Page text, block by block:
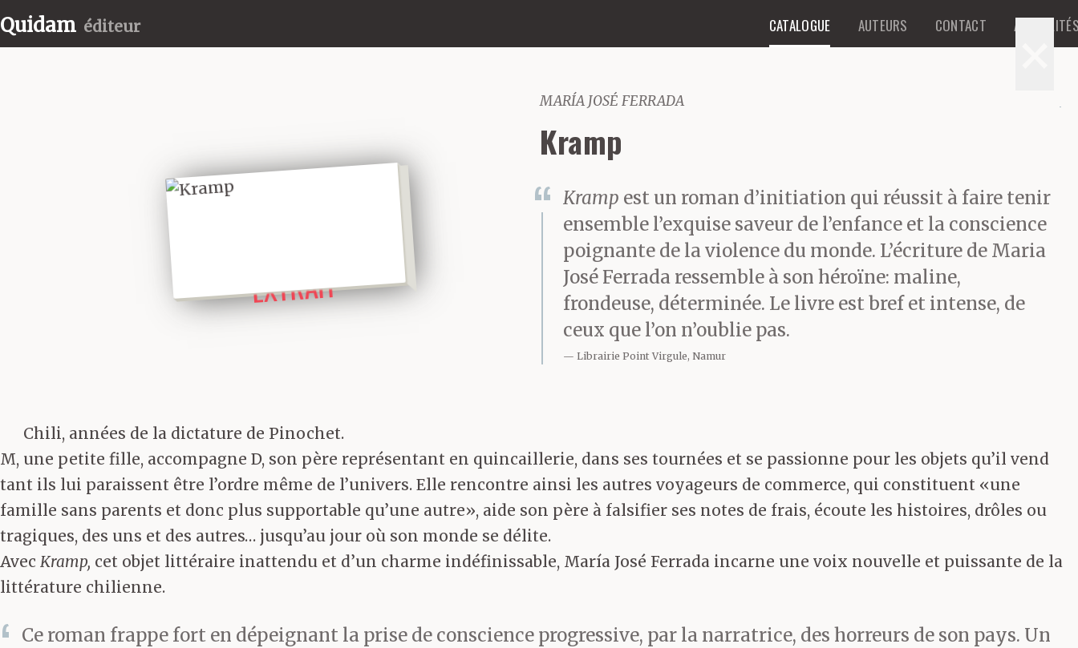
Quidam éditeur CATALOGUE AUTEURS CONTACT
EXTRAIT
MARÍA JOSÉ FERRADA
Kramp
Kramp est un roman d’initiation qui réussit à faire tenir
ensemble l’exquise saveur de l’enfance et la conscience
poignante de la violence du monde. L’écriture de Maria
José Ferrada ressemble à son héroïne: maline,
frondeuse, déterminée. Le livre est bref et intense, de
ceux que l’on n’oublie pas.
Librairie Point Virgule, Namur
Chili, années de la dictature de Pinochet.
M, une petite fille, accompagne D, son père représentant en quincaillerie, dans ses tournées et se passionne pour les objets qu’il vend
tant ils lui paraissent être l’ordre même de l’univers. Elle rencontre ainsi les autres voyageurs de commerce, qui constituent «une
famille sans parents et donc plus supportable qu’une autre», aide son père à falsifier ses notes de frais, écoute les histoires, drôles ou
tragiques, des uns et des autres… jusqu’au jour où son monde se délite.
Avec Kramp, cet objet littéraire inattendu et d’un charme indéfinissable, María José Ferrada incarne une voix nouvelle et puissante de la
littérature chilienne.
Ce roman frappe fort en dépeignant la prise de conscience progressive, par la narratrice, des horreurs de son pays. Un